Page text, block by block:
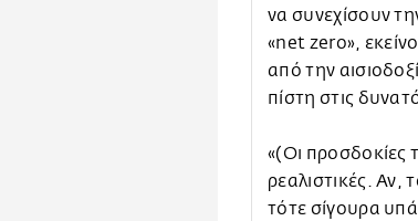
να συνεχίσουν
«net zero»,
από την
πίστη στις
«(Οι προσδοκίες
ρεαλιστικές.
τότε σίγουρα